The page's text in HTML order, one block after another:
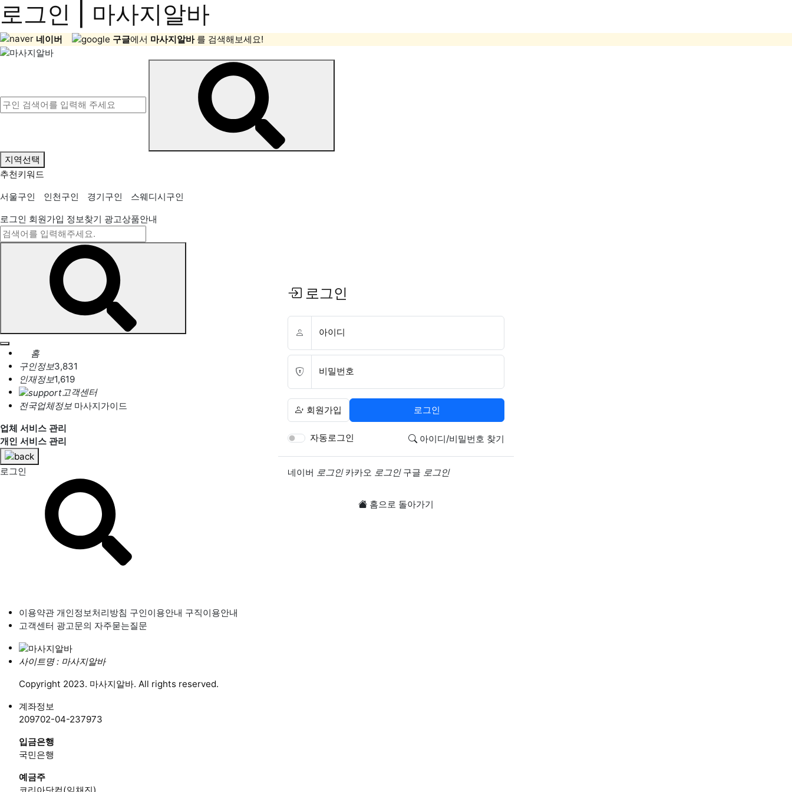
로그인 | 마사지알바
네이버 구글에서 마사지알바 를 검색해보세요!
지역선택
추천키워드
서울구인
인천구인 경기구인
스웨디시구인
로그인 회원가입 정보찾기 광고상품안내
홈
구인정보3,831
인재정보1,619
고객센터
전국업체정보 마사지가이드
업체 서비스 관리
개인 서비스 관리
로그인
로그인
아이디
비밀번호
회원가입 로그인
자동로그인 아이디/비밀번호 찾기
소셜계정으로 로그인
네이버 로그인 카카오 로그인 구글 로그인
홈으로 돌아가기
이용약관 개인정보처리방침 구인이용안내 구직이용안내
고객센터 광고문의 자주묻는질문
사이트명 : 마사지알바
Copyright 2023. 마사지알바. All rights reserved.
계좌정보
209702-04-237973
입금은행
국민은행
예금주